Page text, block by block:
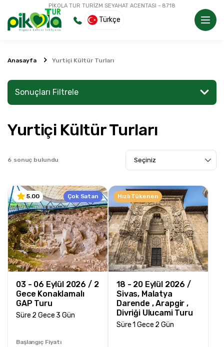
PİKOLA TUR TURİZM SEYAHAT ACENTASI - 8718
Türkçe
Anasayfa Yurtiçi Kültür Turları
Sonuçları Filtrele
Bir yer veya aktivite arayın
Keşfet
Fiyat Aralığı
0TRY 200000 TRY +
Tur Süresi
1 Gece 2 Gün
2 Gece 3 Gün
Yurtiçi Kültür Turları
6 sonuç bulundu
5.00 Çok Satan
03 - 06 Eylül 2026 / 2
Gece Konaklamalı
GAP Turu
Süre 2 Gece 3 Gün
Başlangıç Fiyatı
Hızlı Tükenen
18 - 20 Eylül 2026 /
Sivas, Malatya
Darende , Arapgir ,
Divriği Ulucami Turu
Süre 1 Gece 2 Gün